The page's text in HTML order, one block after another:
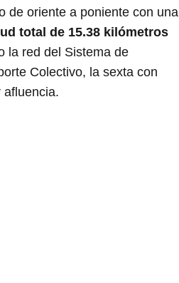
de oriente a poniente con una
total de 15.38 kilómetros
la red del Sistema de
Colectivo, la sexta con
afluencia.